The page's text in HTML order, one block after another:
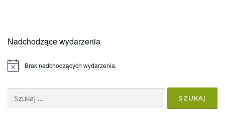
Nadchodzące wydarzenia
Powiadomienie
Brak nadchodzących wydarzenia.